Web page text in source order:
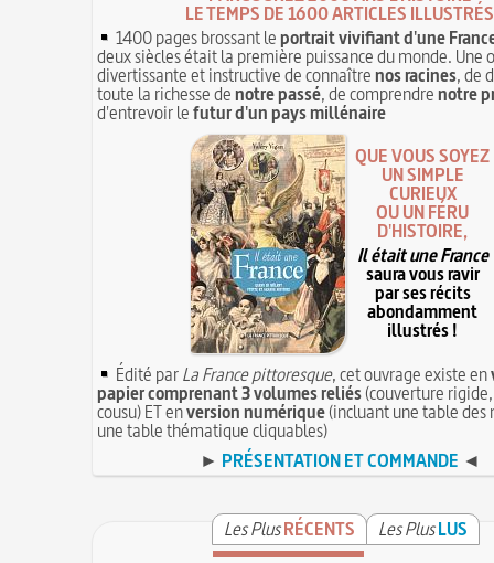
LE TEMPS DE 1600 ARTICLES ILLUSTRÉS
1400 pages brossant leportrait vivifiant d'une
deux siècles était la première puissance du monde. Une
divertissante et instructive de connaîtrenos racines, de
toute la richesse denotre passé, de comprendrenotre
d'entrevoir lefutur d'un pays millénaire
QUE VOUS SOYEZ
UN SIMPLE
CURIEUX
OU UN FÉRU
D'HISTOIRE,
Il était une France
saura vous ravir
par ses récits
abondamment
illustrés !
Édité parLa France pittoresque, cet ouvrage existe en
papier comprenant 3 volumes reliés(couverture
cousu) ET enversion numérique(incluant une table des
une table thématique cliquables)
► PRÉSENTATION ET COMMANDE ◄
Les PlusRÉCENTS Les PlusLUS